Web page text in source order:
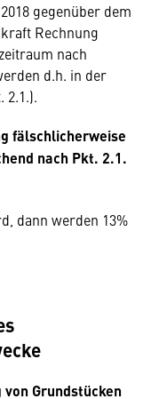
gegenüber dem
Rechnung
nach
d.h. in der
2.1.).
fälschlicherweise
nach Pkt. 2.1.
dann werden 13%
Grundstücken